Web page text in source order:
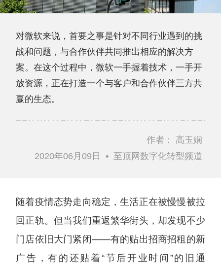
对微软来说，首要之事是针对不同行业遇到的挑
战和问题，与合作伙伴共同推出相应的解决方
案。在这个过程中，微软一手握着技术，一手开
放资源，正在打造一个与客户和合作伙伴三方共
赢的生态。
作者：
高玉娴
2020年06月09日
• 至顶网数字化转型频道
随着疫情态势走向稳定，生活正在被慢慢被拉
回正轨。但当我们重返繁华街头，却发现不少
门店依旧大门紧闭——有的贴出招商招租的新
广告，有的还贴着“节后开业时间”的旧通